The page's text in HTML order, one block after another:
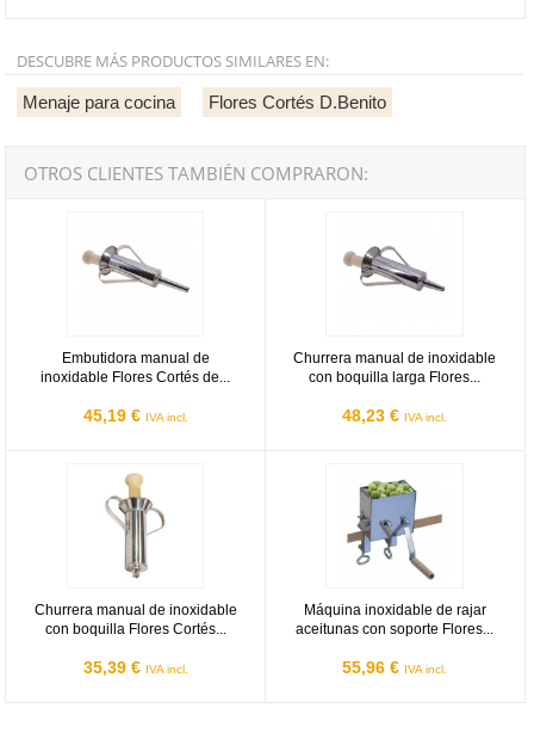
DESCUBRE MÁS PRODUCTOS SIMILARES EN:
Menaje para cocina Flores Cortés D.Benito
OTROS CLIENTES TAMBIÉN COMPRARON:
Embutidora manual de
inoxidable Flores Cortés de...
45,19 € IVA incl.
Churrera manual de inoxidable
con boquilla larga Flores...
48,23 € IVA incl.
Churrera manual de inoxidable
con boquilla Flores Cortés...
35,39 € IVA incl.
Máquina inoxidable de rajar
aceitunas con soporte Flores...
55,96 € IVA incl.